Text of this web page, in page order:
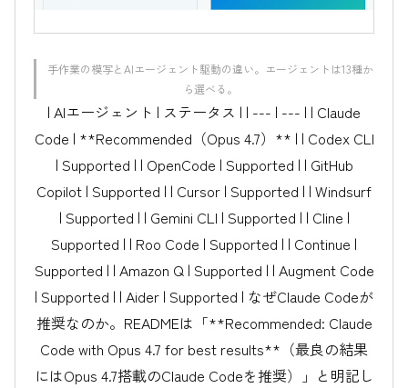
手作業の模写とAIエージェント駆動の違い。エージェントは13種か
ら選べる。
| AIエージェント | ステータス | | --- | --- | | Claude
Code | **Recommended（Opus 4.7）** | | Codex CLI
| Supported | | OpenCode | Supported | | GitHub
Copilot | Supported | | Cursor | Supported | | Windsurf
| Supported | | Gemini CLI | Supported | | Cline |
Supported | | Roo Code | Supported | | Continue |
Supported | | Amazon Q | Supported | | Augment Code
| Supported | | Aider | Supported | なぜClaude Codeが
推奨なのか。READMEは「**Recommended: Claude
Code with Opus 4.7 for best results**（最良の結果
にはOpus 4.7搭載のClaude Codeを推奨）」と明記し